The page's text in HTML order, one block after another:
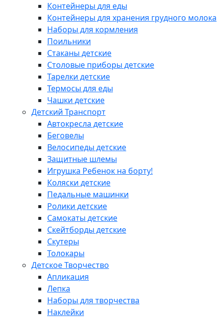
Контейнеры для еды
Контейнеры для хранения грудного молока
Наборы для кормления
Поильники
Стаканы детские
Столовые приборы детские
Тарелки детские
Термосы для еды
Чашки детские
Детский Транспорт
Автокресла детские
Беговелы
Велосипеды детские
Защитные шлемы
Игрушка Ребенок на борту!
Коляски детские
Педальные машинки
Ролики детские
Самокаты детские
Скейтборды детские
Скутеры
Толокары
Детское Творчество
Апликация
Лепка
Наборы для творчества
Наклейки